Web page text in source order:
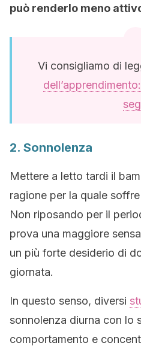
può renderlo meno
Vi consigliamo di
2. Sonnolenza
Mettere a letto tardi il
ragione per la quale
Non riposando per il
prova una maggiore
un più forte desiderio di
giornata.
In questo senso, diversi
sonnolenza diurna con lo
comportamento e